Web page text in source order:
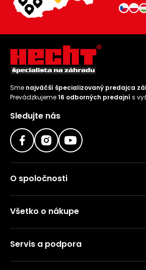
Sme najväčší špecializovaný predajca
Prevádzkujeme16 odborných predajní s
Sledujte nás
O spoločnosti
Všetko o nákupe
Servis a podpora